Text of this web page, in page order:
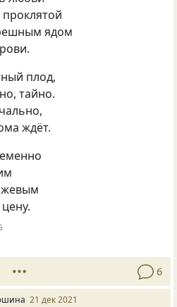
ядом
плод,
тайно.
ждёт.
6
21 дек 2021